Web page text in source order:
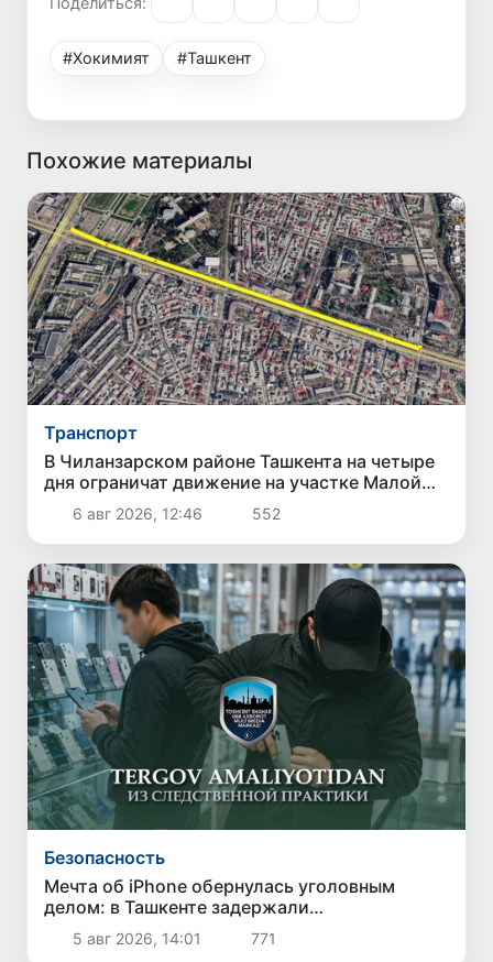
#Хокимият #Ташкент
Похожие материалы
Транспорт
В Чиланзарском районе Ташкента на четыре
дня ограничат движение на участке Малой
кольцевой дороги
6 авг 2026, 12:46 552
Безопасность
Мечта об iPhone обернулась уголовным
делом: в Ташкенте задержали
подозреваемого в краже дорогого
смартфона
5 авг 2026, 14:01 771